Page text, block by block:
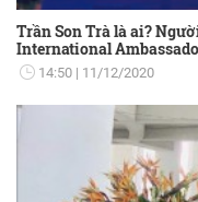
Trần Son Trà là ai?
International
14:50 11/12/2020